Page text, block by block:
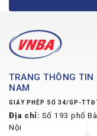
TRANG THÔNG TIN
NAM
GIẤY PHÉP SỐ 34/GP-
Địa chỉ: Số 193 phố
Nội